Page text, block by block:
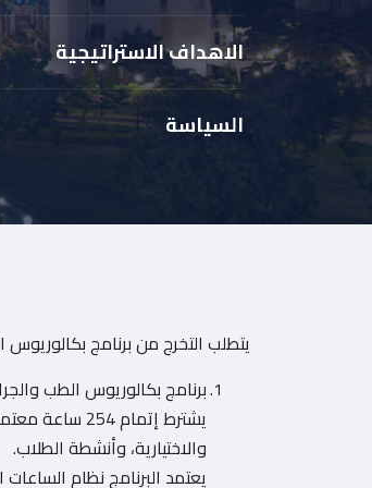
الاهداف الاستراتيجية
السياسة
يتطلب التخرج من برنامج بكالوريوس الطب
برنامج بكالوريوس الطب
يشترط إتمام
والاختيارية، وأنشطة الطلاب.
يعتمد البرنامج نظام